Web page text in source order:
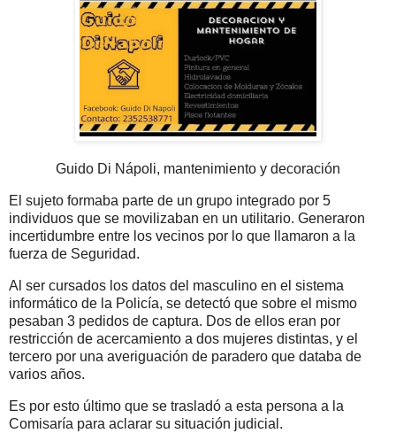
Guido Di Nápoli, mantenimiento y decoración
El sujeto formaba parte de un grupo integrado por 5
individuos que se movilizaban en un utilitario. Generaron
incertidumbre entre los vecinos por lo que llamaron a la
fuerza de Seguridad.
Al ser cursados los datos del masculino en el sistema
informático de la Policía, se detectó que sobre el mismo
pesaban 3 pedidos de captura. Dos de ellos eran por
restricción de acercamiento a dos mujeres distintas, y el
tercero por una averiguación de paradero que databa de
varios años.
Es por esto último que se trasladó a esta persona a la
Comisaría para aclarar su situación judicial.